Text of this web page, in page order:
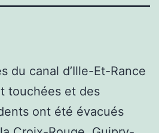
du canal d’Ille-Et-Rance
touchées et des
ont été évacués